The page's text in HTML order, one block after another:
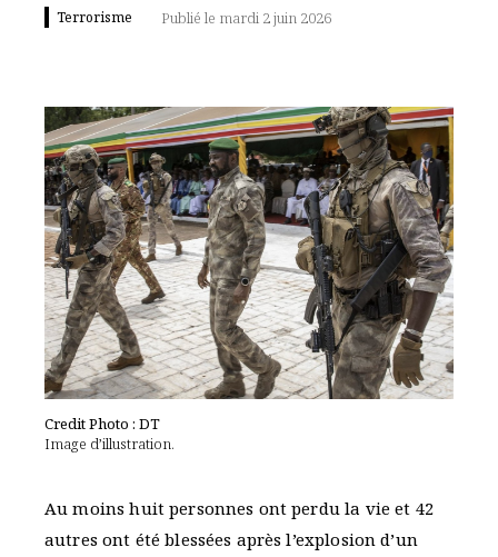
Terrorisme Publié le mardi 2 juin 2026
Credit Photo : DT
Image d’illustration.
Au moins huit personnes ont perdu la vie et 42
autres ont été blessées après l’explosion d’un